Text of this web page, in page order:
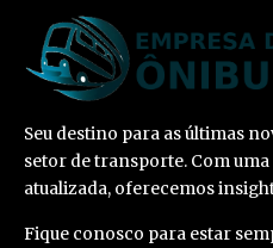
Seu destino para as últimas
setor de transporte. Com
atualizada, oferecemos
Fique conosco para estar